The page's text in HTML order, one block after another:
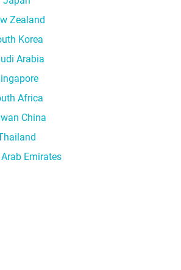
Zealand
Korea
Arabia
Africa
China
Emirates